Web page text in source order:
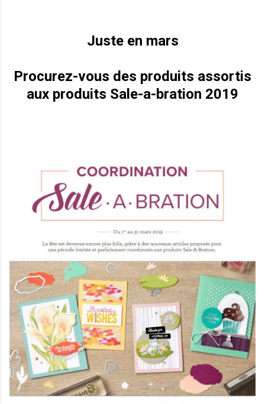
Juste en mars
Procurez-vous des produits assortis
aux produits Sale-a-bration 2019